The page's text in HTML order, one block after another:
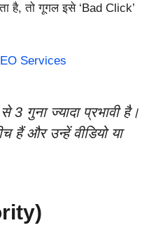
है, तो गूगल इसे ‘Bad Click’
Services
गुना ज्यादा प्रभावी है।
और उन्हें वीडियो या